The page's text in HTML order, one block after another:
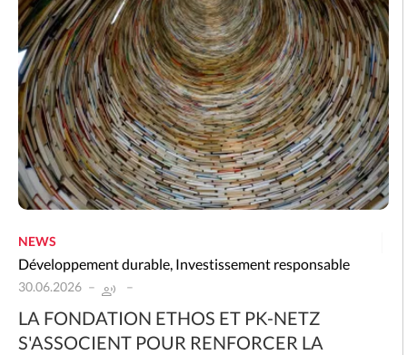
NEWS
Développement durable, Investissement responsable
30.06.2026
LA FONDATION ETHOS ET PK-NETZ
S'ASSOCIENT POUR RENFORCER LA